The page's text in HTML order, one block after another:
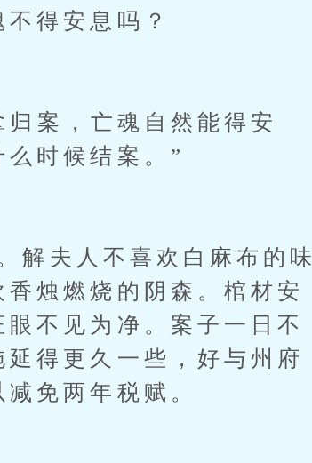
得安息吗？
案，亡魂自然能得安
时候结案。”
夫人不喜欢白麻布的味
烛燃烧的阴森。棺材安
不见为净。案子一日不
得更久一些，好与州府
免两年税赋。